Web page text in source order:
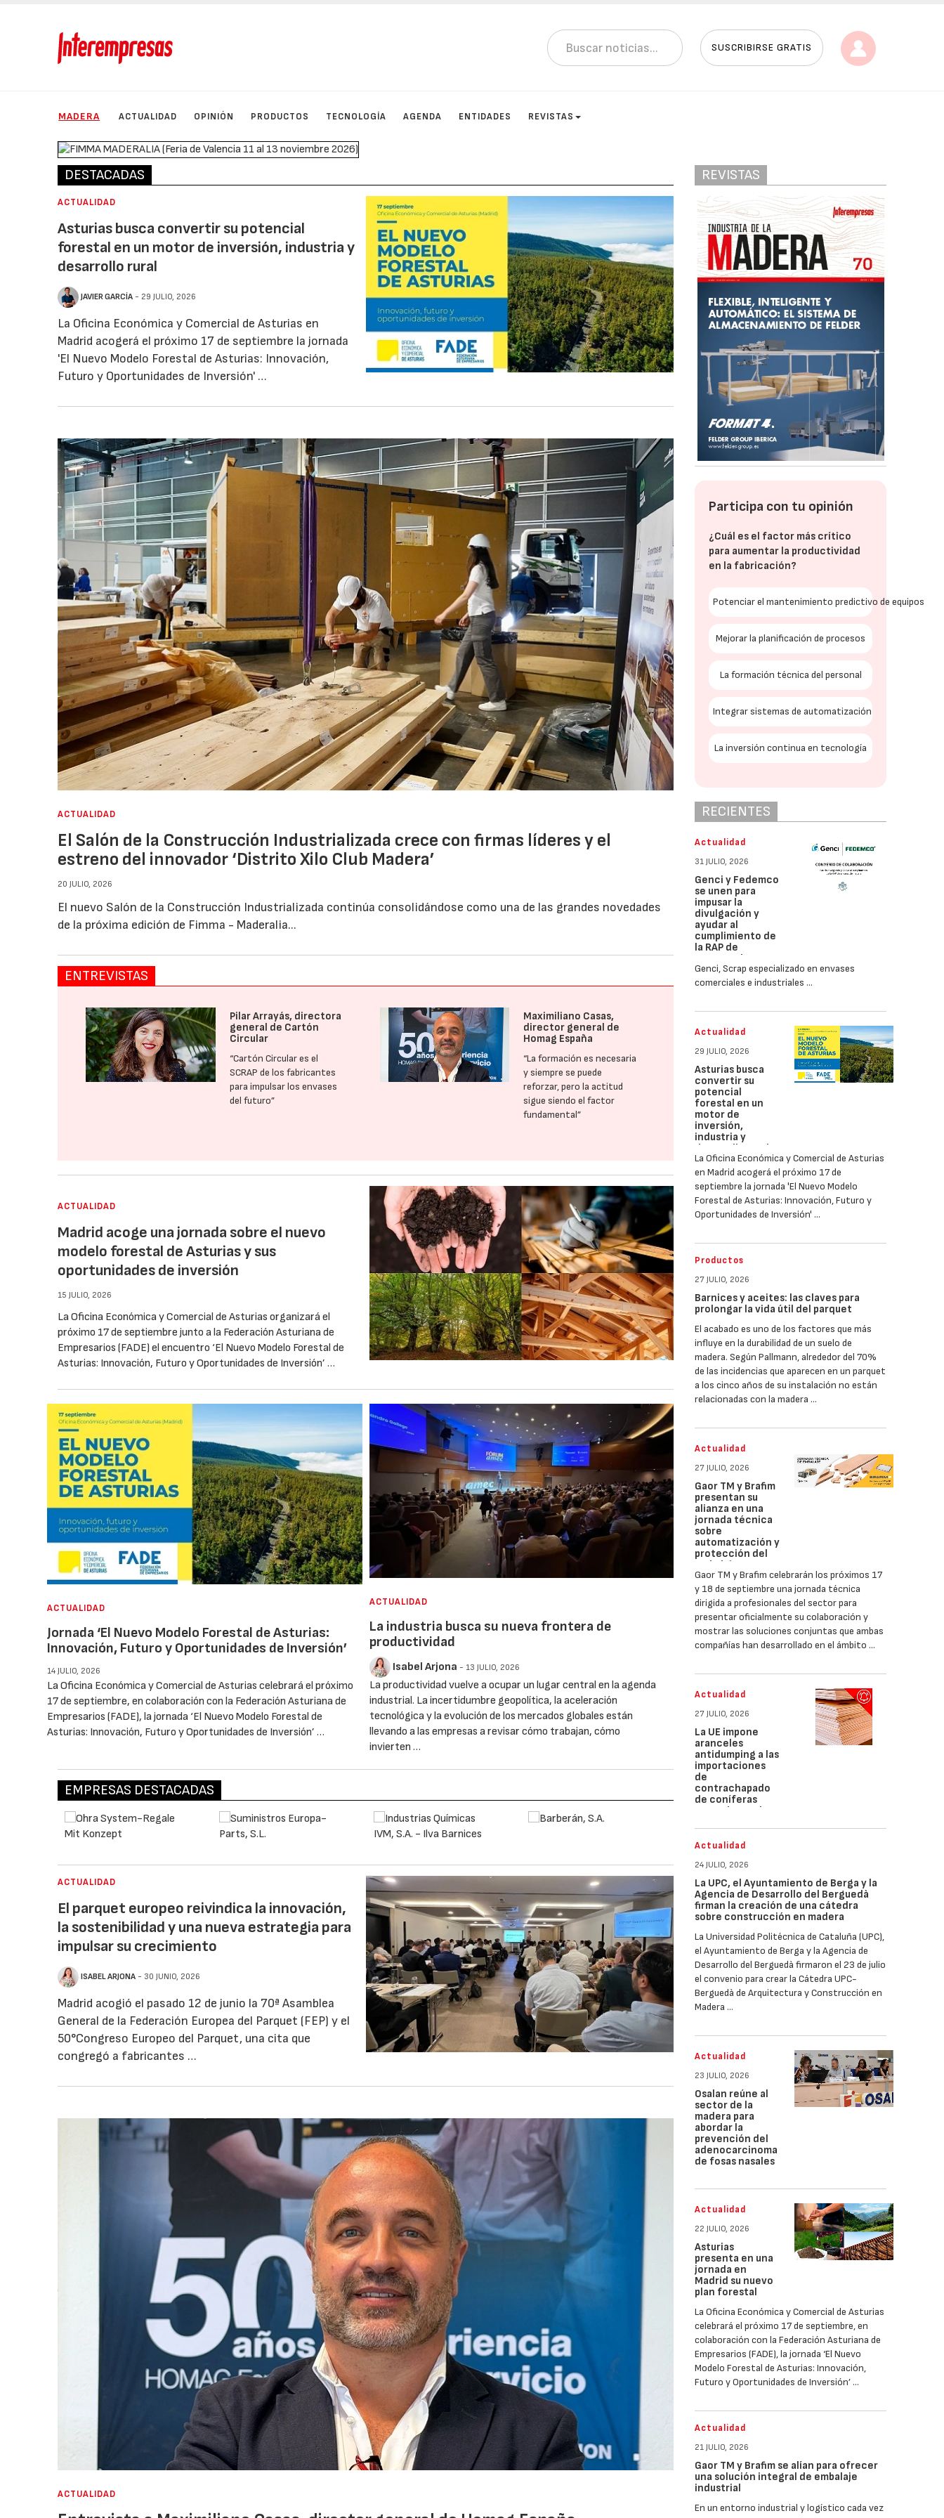
SUSCRIBIRSE GRATIS
MADERA ACTUALIDAD OPINIÓN PRODUCTOS TECNOLOGÍA AGENDA ENTIDADES REVISTAS
DESTACADAS
ACTUALIDAD
Asturias busca convertir su potencial
forestal en un motor de inversión, industria y
desarrollo rural
JAVIER GARCÍA - 29 JULIO, 2026
La Oficina Económica y Comercial de Asturias en
Madrid acogerá el próximo 17 de septiembre la jornada
'El Nuevo Modelo Forestal de Asturias: Innovación,
Futuro y Oportunidades de Inversión' …
ACTUALIDAD
El Salón de la Construcción Industrializada crece con firmas líderes y el
estreno del innovador ‘Distrito Xilo Club Madera’
20 JULIO, 2026
El nuevo Salón de la Construcción Industrializada continúa consolidándose como una de las grandes novedades
de la próxima edición de Fimma - Maderalia...
ENTREVISTAS
Pilar Arrayás, directora
general de Cartón
Circular
“Cartón Circular es el
SCRAP de los fabricantes
para impulsar los envases
del futuro”
Maximiliano Casas,
director general de
Homag España
“La formación es necesaria
y siempre se puede
reforzar, pero la actitud
sigue siendo el factor
fundamental”
ACTUALIDAD
Madrid acoge una jornada sobre el nuevo
modelo forestal de Asturias y sus
oportunidades de inversión
15 JULIO, 2026
La Oficina Económica y Comercial de Asturias organizará el
próximo 17 de septiembre junto a la Federación Asturiana de
Empresarios (FADE) el encuentro ‘El Nuevo Modelo Forestal de
Asturias: Innovación, Futuro y Oportunidades de Inversión’ …
ACTUALIDAD
Jornada ‘El Nuevo Modelo Forestal de Asturias:
Innovación, Futuro y Oportunidades de Inversión’
14 JULIO, 2026
La Oficina Económica y Comercial de Asturias celebrará el próximo
17 de septiembre, en colaboración con la Federación Asturiana de
Empresarios (FADE), la jornada ‘El Nuevo Modelo Forestal de
Asturias: Innovación, Futuro y Oportunidades de Inversión’ …
ACTUALIDAD
La industria busca su nueva frontera de
productividad
Isabel Arjona - 13 JULIO, 2026
La productividad vuelve a ocupar un lugar central en la agenda
industrial. La incertidumbre geopolítica, la aceleración
tecnológica y la evolución de los mercados globales están
llevando a las empresas a revisar cómo trabajan, cómo
invierten …
EMPRESAS DESTACADAS
ACTUALIDAD
El parquet europeo reivindica la innovación,
la sostenibilidad y una nueva estrategia para
impulsar su crecimiento
ISABEL ARJONA - 30 JUNIO, 2026
Madrid acogió el pasado 12 de junio la 70ª Asamblea
General de la Federación Europea del Parquet (FEP) y el
50°Congreso Europeo del Parquet, una cita que
congregó a fabricantes …
ACTUALIDAD
REVISTAS
Participa con tu opinión
¿Cuál es el factor más crítico
para aumentar la productividad
en la fabricación?
Potenciar el mantenimiento predictivo de equipos
Mejorar la planificación de procesos
La formación técnica del personal
Integrar sistemas de automatización
La inversión continua en tecnología
RECIENTES
Actualidad
31 JULIO, 2026
Genci y Fedemco
se unen para
impusar la
divulgación y
ayudar al
cumplimiento de
la RAP de
envases de
madera
Genci, Scrap especializado en envases
comerciales e industriales …
Actualidad
29 JULIO, 2026
Asturias busca
convertir su
potencial
forestal en un
motor de
inversión,
industria y
desarrollo rural
La Oficina Económica y Comercial de Asturias
en Madrid acogerá el próximo 17 de
septiembre la jornada 'El Nuevo Modelo
Forestal de Asturias: Innovación, Futuro y
Oportunidades de Inversión' …
Productos
27 JULIO, 2026
Barnices y aceites: las claves para
prolongar la vida útil del parquet
El acabado es uno de los factores que más
influye en la durabilidad de un suelo de
madera. Según Pallmann, alrededor del 70%
de las incidencias que aparecen en un parquet
a los cinco años de su instalación no están
relacionadas con la madera …
Actualidad
27 JULIO, 2026
Gaor TM y Brafim
presentan su
alianza en una
jornada técnica
sobre
automatización y
protección del
embalaje
Gaor TM y Brafim celebrarán los próximos 17
y 18 de septiembre una jornada técnica
dirigida a profesionales del sector para
presentar oficialmente su colaboración y
mostrar las soluciones conjuntas que ambas
compañías han desarrollado en el ámbito …
Actualidad
27 JULIO, 2026
La UE impone
aranceles
antidumping a las
importaciones
de
contrachapado
de coníferas
procedente de
Actualidad
24 JULIO, 2026
La UPC, el Ayuntamiento de Berga y la
Agencia de Desarrollo del Berguedà
firman la creación de una cátedra
sobre construcción en madera
La Universidad Politécnica de Cataluña (UPC),
el Ayuntamiento de Berga y la Agencia de
Desarrollo del Berguedà firmaron el 23 de julio
el convenio para crear la Cátedra UPC-
Berguedà de Arquitectura y Construcción en
Madera …
Actualidad
23 JULIO, 2026
Osalan reúne al
sector de la
madera para
abordar la
prevención del
adenocarcinoma
de fosas nasales
Actualidad
22 JULIO, 2026
Asturias
presenta en una
jornada en
Madrid su nuevo
plan forestal
La Oficina Económica y Comercial de Asturias
celebrará el próximo 17 de septiembre, en
colaboración con la Federación Asturiana de
Empresarios (FADE), la jornada ‘El Nuevo
Modelo Forestal de Asturias: Innovación,
Futuro y Oportunidades de Inversión’ …
Actualidad
21 JULIO, 2026
Gaor TM y Brafim se alían para ofrecer
una solución integral de embalaje
industrial
En un entorno industrial y logístico cada vez